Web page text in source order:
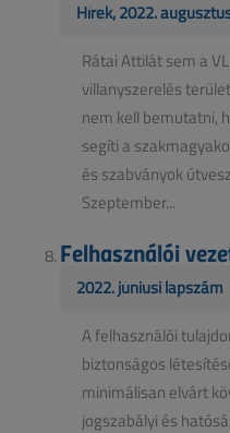
Hírek, 2022.
Rátai Attilát sem a
villanyszerelés
nem kell bemutatni,
segíti a
és szabványok
Szeptember...
Felhasználói
2022. júniusi lapszám
A felhasználói
biztonságos
minimálisan elvárt
jogszabályi és